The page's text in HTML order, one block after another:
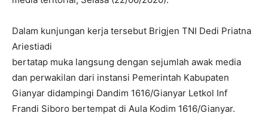
Dalam kunjungan kerja tersebut Brigjen TNI Dedi Priatna
Ariestiadi
bertatap muka langsung dengan sejumlah awak media
dan perwakilan dari instansi Pemerintah Kabupaten
Gianyar didampingi Dandim 1616/Gianyar Letkol Inf
Frandi Siboro bertempat di Aula Kodim 1616/Gianyar.